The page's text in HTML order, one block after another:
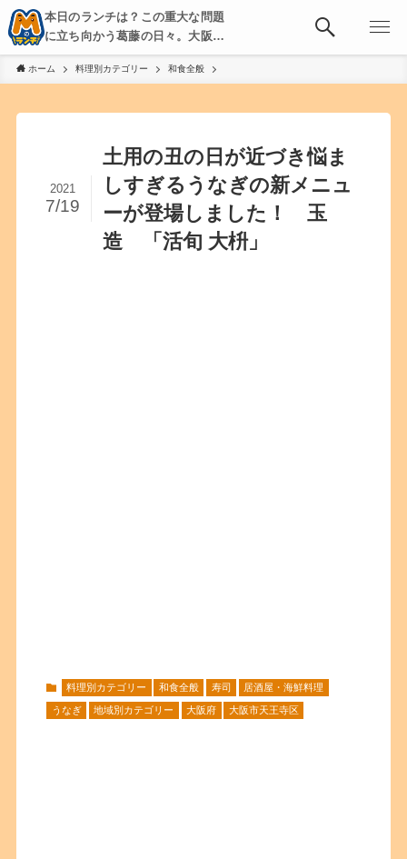
本日のランチは？この重大な問題
に立ち向かう葛藤の日々。大阪・
京都・神戸を中心とした食べ歩
き、飲み歩きを綴る。
ホーム 料理別カテゴリー 和食全般
土用の丑の日が近づき悩ま
しすぎるうなぎの新メニュ
ーが登場しました！ 玉
造 「活旬 大枡」
2021
7/19
料理別カテゴリー 和食全般 寿司 居酒屋・海鮮料理
うなぎ 地域別カテゴリー 大阪府 大阪市天王寺区